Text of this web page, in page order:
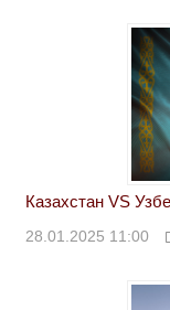
Казахстан VS
28.01.2025 11:00